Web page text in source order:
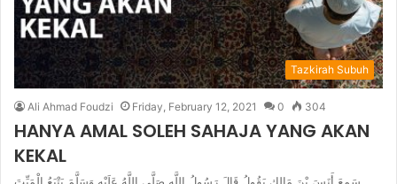
Tazkirah Subuh
Ali Ahmad Foudzi Friday, February 12, 2021 0 304
HANYA AMAL SOLEH SAHAJA YANG AKAN
KEKAL
سَمِعَ أَنَسَ بْنَ مَالِكٍ يَقُولُ قَالَ رَسُولُ اللَّهِ صَلَّى اللَّهُ عَلَيْهِ وَسَلَّمَ يَتْبَعُ الْمَيِّتَ